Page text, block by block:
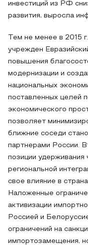
инвестиций из РФ
развития, выросла
Тем не менее в 2015
учрежден
повышения
модернизации и
национальных
поставленных целей
экономического
позволяет
ближние соседи
партнерами России.
позиции
региональной
свое влияние в
Наложенные
активизации
Россией и
ограничений на
импортозамещения,